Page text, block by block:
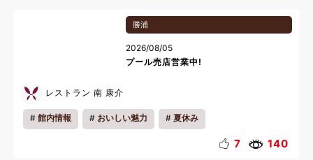
勝浦
2026/08/05
プール売店営業中!
レストラン 南 康介
館内情報 おいしい魅力 夏休み
7 140